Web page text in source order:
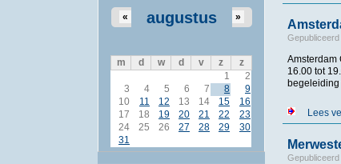
augustus
« »
m d w d v z
z
1
2
3
4 5 6 7 8
9
10
11 12 13 14 15
16
17
18 19 20 21 22
23
24
25 26 27 28 29
30
31
Amsterdam
16.00 tot
begeleiding
Lees